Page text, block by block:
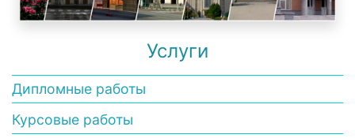
Услуги
Дипломные работы
Курсовые работы